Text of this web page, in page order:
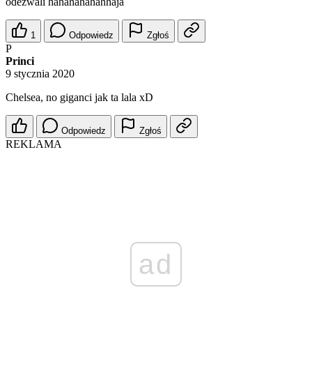
1 Odpowiedz Zgłoś
P
Princi
9 stycznia 2020
Chelsea, no giganci jak ta lala xD
Odpowiedz Zgłoś
REKLAMA
ad